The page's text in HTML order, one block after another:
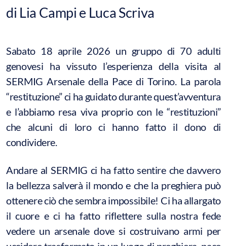
di Lia Campi e Luca Scriva
Sabato 18 aprile 2026 un gruppo di 70 adulti
genovesi ha vissuto l’esperienza della visita al
SERMIG Arsenale della Pace di Torino. La parola
“restituzione” ci ha guidato durante quest’avventura
e l’abbiamo resa viva proprio con le “restituzioni”
che alcuni di loro ci hanno fatto il dono di
condividere.
Andare al SERMIG ci ha fatto sentire che davvero
la bellezza salverà il mondo e che la preghiera può
ottenere ciò che sembra impossibile! Ci ha allargato
il cuore e ci ha fatto riflettere sulla nostra fede
vedere un arsenale dove si costruivano armi per